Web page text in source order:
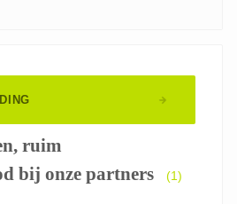
ruim
bij onze partners
(1)